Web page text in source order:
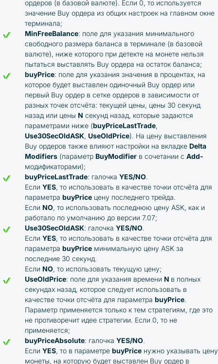
ордеров (в базовой валюте). Если 0, то используется
значение Buy ордера из общих настроек на главном окне
терминала;
MinFreeBalance: поле для указания минимального
свободного размера баланса в терминале (в базовой
валюте), ниже которого при детекте на монете нельзя
пытаться выставлять Buy ордера на остаток баланса;
buyPrice: поле для указания значения в процентах, на
которое будет выставлен одиночный Buy ордер или
первый Buy ордер в сетке ордеров в зависимости от
разных точек отсчёта: текущей цены, цены 30 секунд
назад или цены N секунд назад, которые задаются
параметрами ниже (buyPriceLastTrade,
Use30SecOldASK, UseOldPrice). На цену выставления
Buy ордеров также влияют настройки на вкладке Delta
Modifiers (параметр BuyModifier в сочетании с Add-
модификаторами);
buyPriceLastTrade: галочка YES/NO.
Если YES, то использовать в качестве точки отсчёта для
параметра buyPrice цену последнего трейда.
Если NO, то использовать последнюю цену ASK, как и
работало по умолчанию до версии 7.07;
Use30SecOldASK: галочка YES/NO.
Если YES, то использовать в качестве точки отсчёта для
параметра buyPrice минимальную цену ASK за
последние 30 секунд.
Если NO, то использовать текущую цену;
UseOldPrice: поле для указания времени N в полных
секундах назад, которое следует использовать в
качестве точки отсчёта для параметра buyPrice.
Параметр применяется только к тем стратегиям, где это
не противоречит идее стратегии. Если 0, то не
применяется;
buyPriceAbsolute: галочка YES/NO.
Если YES, то в параметре buyPrice нужно указывать цену
монеты, на которую будет выставлен Buy ордер в